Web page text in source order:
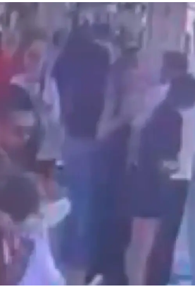
Muğla
Niğde
Ordu
Sakarya